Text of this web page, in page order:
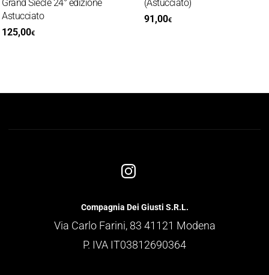
Siecle 24° edizione
€
(Astucciato)
91,00€
Compagnia Dei Giusti S.R.L.
Via Carlo Farini, 83 41121 Modena
P. IVA IT03812690364